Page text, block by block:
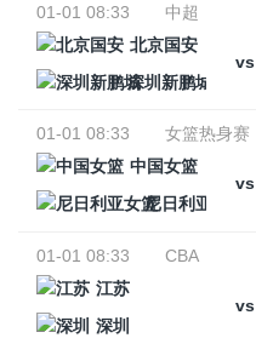
01-01 08:33
中超
北京国安
vs
深圳新鹏城
01-01 08:33
女篮热身赛
中国女篮
vs
尼日利亚女篮
01-01 08:33
CBA
江苏
vs
深圳